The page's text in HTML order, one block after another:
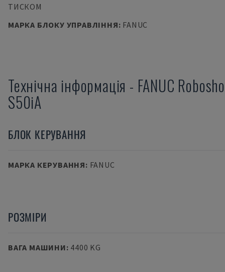
ТИСКОМ
МАРКА БЛОКУ УПРАВЛІННЯ: FANUC
Технічна інформація - FANUC
S50iA
БЛОК КЕРУВАННЯ
МАРКА КЕРУВАННЯ: FANUC
РОЗМІРИ
ВАГА МАШИНИ: 4400 KG